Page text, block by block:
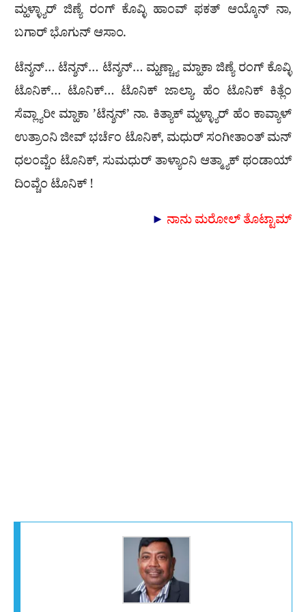
ಮ್ಹಳ್ಳ್ಯಾರ್ ಜಿಣ್ಯೆ ರಂಗ್ ಕೊವ್ಳಿ ಹಾಂವ್ ಫಕತ್ ಆಯ್ಕೊನ್ ನಾ,
ಬಗಾರ್ ಭೊಗುನ್ ಆಸಾಂ.
ಟೆನ್ಶನ್… ಟೆನ್ಶನ್… ಟೆನ್ಶನ್… ಮ್ಹಣ್ಚ್ಯಾ ಮ್ಹಾಕಾ ಜಿಣ್ಯೆ ರಂಗ್ ಕೊವ್ಳಿ
ಟೊನಿಕ್… ಟೊನಿಕ್… ಟೊನಿಕ್ ಜಾಲ್ಯಾ. ಹೆಂ ಟೊನಿಕ್ ಕಿತ್ಲೆಂ
ಸೆವ್ಲ್ಯಾರೀ ಮ್ಹಾಕಾ ’ಟೆನ್ಶನ್’ ನಾ. ಕಿತ್ಯಾಕ್ ಮ್ಹಳ್ಳ್ಯಾರ್ ಹೆಂ ಕಾವ್ಯಾಳ್
ಉತ್ರಾಂನಿ ಜೀವ್ ಭರ್ಚೆಂ ಟೊನಿಕ್, ಮಧುರ್ ಸಂಗೀತಾಂತ್ ಮನ್
ಧಲಂವ್ಚೆಂ ಟೊನಿಕ್, ಸುಮಧುರ್ ತಾಳ್ಯಾಂನಿ ಆತ್ಮ್ಯಾಕ್ ಥಂಡಾಯ್
ದಿಂವ್ಚೆಂ ಟೊನಿಕ್ !
► ನಾನು ಮರೋಲ್ ತೊಟ್ಟಾಮ್